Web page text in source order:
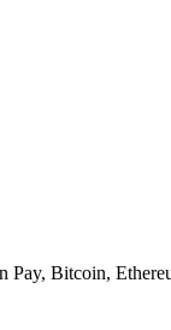
Pay, Bitcoin,